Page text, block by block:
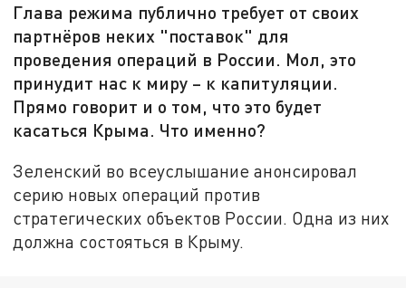
Глава режима публично требует от своих
партнёров неких "поставок" для
проведения операций в России. Мол, это
принудит нас к миру – к капитуляции.
Прямо говорит и о том, что это будет
касаться Крыма. Что именно?
Зеленский во всеуслышание анонсировал
серию новых операций против
стратегических объектов России. Одна из них
должна состояться в Крыму.